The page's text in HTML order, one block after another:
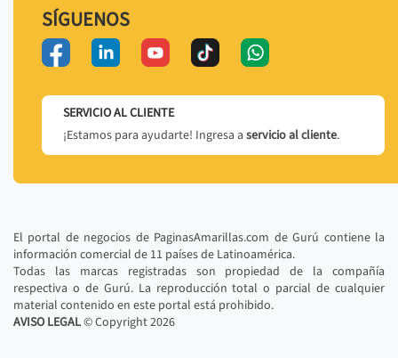
SÍGUENOS
SERVICIO AL CLIENTE
¡Estamos para ayudarte! Ingresa a servicio al cliente.
El portal de negocios de PaginasAmarillas.com de Gurú contiene la
información comercial de 11 países de Latinoamérica.
Todas las marcas registradas son propiedad de la compañía
respectiva o de Gurú. La reproducción total o parcial de cualquier
material contenido en este portal está prohibido.
AVISO LEGAL© Copyright2026